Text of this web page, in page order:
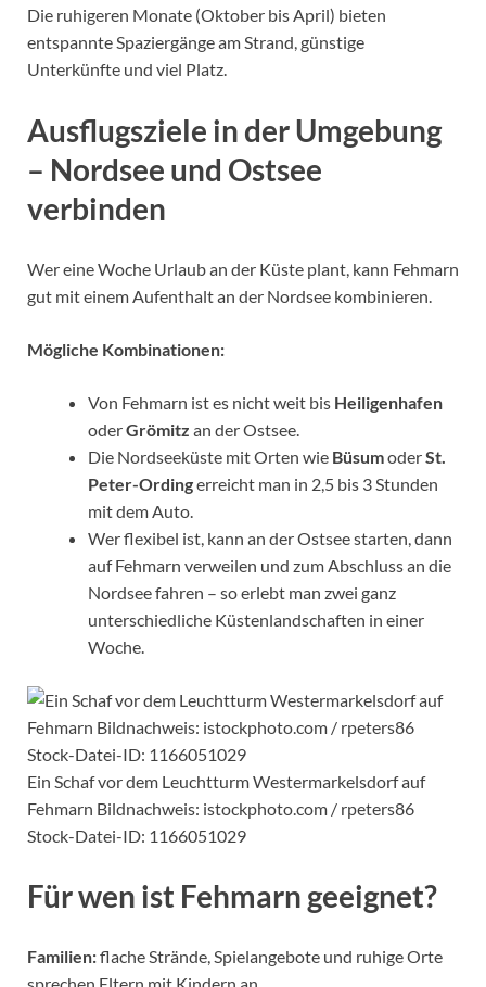
Die ruhigeren Monate (Oktober bis April) bieten
entspannte Spaziergänge am Strand, günstige
Unterkünfte und viel Platz.
Ausflugsziele in der Umgebung
– Nordsee und Ostsee
verbinden
Wer eine Woche Urlaub an der Küste plant, kann Fehmarn
gut mit einem Aufenthalt an der Nordsee kombinieren.
Mögliche Kombinationen:
Von Fehmarn ist es nicht weit bis Heiligenhafen
oderGrömitz an der Ostsee.
Die Nordseeküste mit Orten wie BüsumoderSt.
Peter-Ordingerreicht man in 2,5 bis 3 Stunden
mit dem Auto.
Wer flexibel ist, kann an der Ostsee starten, dann
auf Fehmarn verweilen und zum Abschluss an die
Nordsee fahren – so erlebt man zwei ganz
unterschiedliche Küstenlandschaften in einer
Woche.
Ein Schaf vor dem Leuchtturm Westermarkelsdorf auf
Fehmarn Bildnachweis: istockphoto.com / rpeters86
Stock-Datei-ID: 1166051029
Für wen ist Fehmarn geeignet?
Familien:flache Strände, Spielangebote und ruhige Orte